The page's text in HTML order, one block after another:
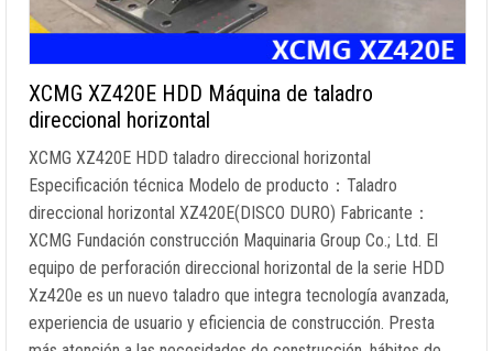
XCMG XZ420E HDD Máquina de taladro
direccional horizontal
XCMG XZ420E HDD taladro direccional horizontal
Especificación técnica Modelo de producto：Taladro
direccional horizontal XZ420E(DISCO DURO) Fabricante：
XCMG Fundación construcción Maquinaria Group Co.; Ltd. El
equipo de perforación direccional horizontal de la serie HDD
Xz420e es un nuevo taladro que integra tecnología avanzada,
experiencia de usuario y eficiencia de construcción. Presta